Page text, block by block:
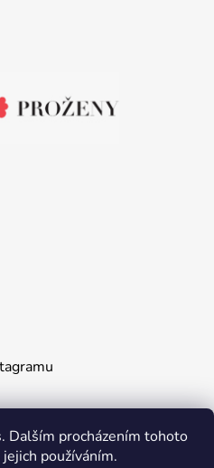
Dalším procházením tohoto
používáním.
Všechny naše produkty